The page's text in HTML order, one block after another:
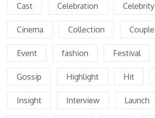
Cast Celebration Celebrity
Cinema Collection Couple
Event fashion Festival
Gossip Highlight Hit
Insight Interview Launch